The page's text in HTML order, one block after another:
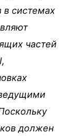
в системах
частей
должен